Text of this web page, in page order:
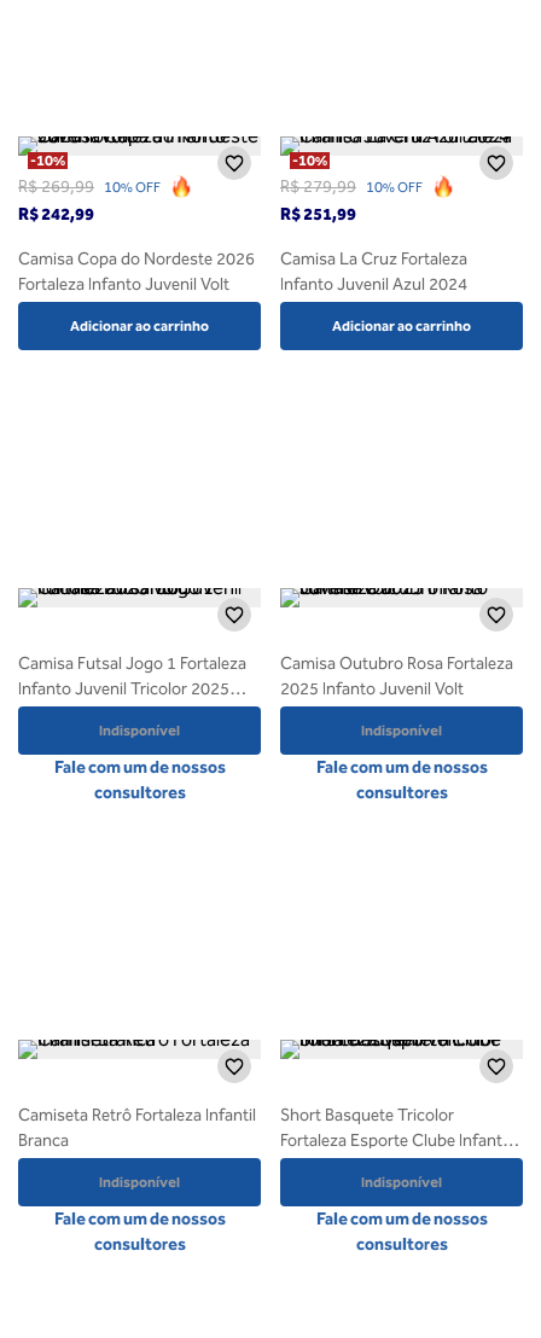
-10%
R$269,99 10%OFF
R$242,99
Camisa Copa do Nordeste 2026
Fortaleza Infanto Juvenil Volt
Adicionar ao carrinho
-10%
R$279,99 10%OFF
R$251,99
Camisa La Cruz Fortaleza
Infanto Juvenil Azul 2024
Adicionar ao carrinho
Camisa Futsal Jogo 1 Fortaleza
Infanto Juvenil Tricolor 2025
Volt
Indisponível
Fale com um de nossos
consultores
Camisa Outubro Rosa Fortaleza
2025 Infanto Juvenil Volt
Indisponível
Fale com um de nossos
consultores
Camiseta Retrô Fortaleza Infantil
Branca
Indisponível
Fale com um de nossos
consultores
Short Basquete Tricolor
Fortaleza Esporte Clube Infanto
Juvenil Volt
Indisponível
Fale com um de nossos
consultores